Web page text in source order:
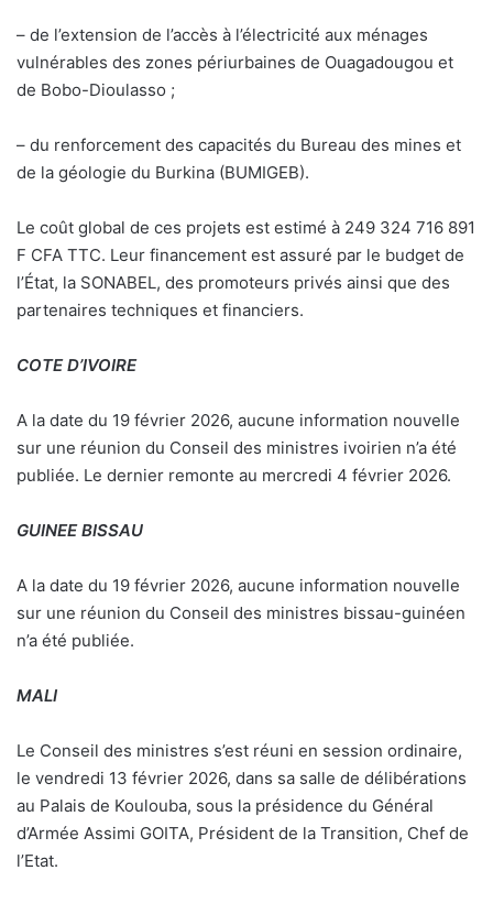
– de l’extension de l’accès à l’électricité aux ménages
vulnérables des zones périurbaines de Ouagadougou et
de Bobo-Dioulasso ;
– du renforcement des capacités du Bureau des mines et
de la géologie du Burkina (BUMIGEB).
Le coût global de ces projets est estimé à 249 324 716 891
F CFA TTC. Leur financement est assuré par le budget de
l’État, la SONABEL, des promoteurs privés ainsi que des
partenaires techniques et financiers.
COTE D’IVOIRE
A la date du 19 février 2026, aucune information nouvelle
sur une réunion du Conseil des ministres ivoirien n’a été
publiée. Le dernier remonte au mercredi 4 février 2026.
GUINEE BISSAU
A la date du 19 février 2026, aucune information nouvelle
sur une réunion du Conseil des ministres bissau-guinéen
n’a été publiée.
MALI
Le Conseil des ministres s’est réuni en session ordinaire,
le vendredi 13 février 2026, dans sa salle de délibérations
au Palais de Koulouba, sous la présidence du Général
d’Armée Assimi GOITA, Président de la Transition, Chef de
l’Etat.